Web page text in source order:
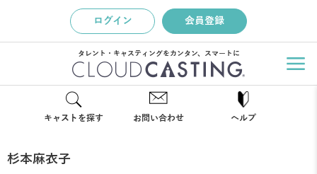
ログイン 会員登録
タレント・キャスティングをカンタン、スマートに
キャストを探す お問い合わせ ヘルプ
杉本麻衣子